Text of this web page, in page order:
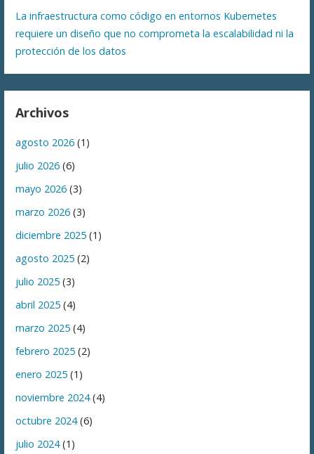
La infraestructura como código en entornos Kubernetes
requiere un diseño que no comprometa la escalabilidad ni la
protección de los datos
Archivos
agosto 2026 (1)
julio 2026 (6)
mayo 2026 (3)
marzo 2026 (3)
diciembre 2025 (1)
agosto 2025 (2)
julio 2025 (3)
abril 2025 (4)
marzo 2025 (4)
febrero 2025 (2)
enero 2025 (1)
noviembre 2024(4)
octubre 2024(6)
julio 2024(1)